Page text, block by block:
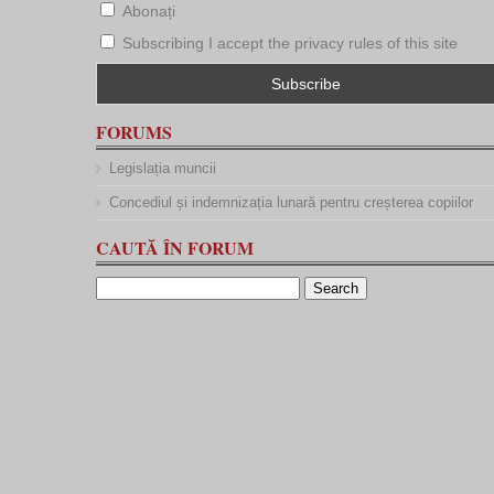
Abonați
Subscribing I accept the privacy rules of this site
FORUMS
Legislația muncii
Concediul și indemnizația lunară pentru creșterea copiilor
CAUTĂ ÎN FORUM